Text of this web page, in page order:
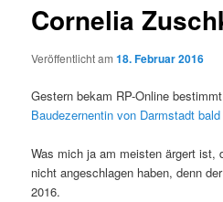
Cornelia
Veröffentlicht am18. Februar 2016
Gestern bekam RP-Online
Baudezernentin von Darmstadt
Was mich ja am meisten ärgert ist,
nicht angeschlagen haben, denn
2016.